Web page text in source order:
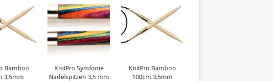
Bamboo
3,5mm
KnitPro Symfonie
Nadelspitzen 3,5 mm
KnitPro Bamboo
100cm 3,5mm